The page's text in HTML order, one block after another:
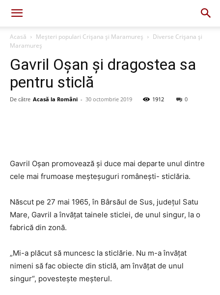
Acasă Meșteri populari Crișana și Maramureș
Diverse Crișana și
Maramureș
Gavril Oșan și dragostea sa
pentru sticlă
De către Acasă la Români - 30 octombrie 2019 1912 0
Gavril Oșan promovează și duce mai departe unul dintre
cele mai frumoase meșteșuguri românești- sticlăria.
Născut pe 27 mai 1965, în Bârsăul de Sus, judeţul Satu
Mare, Gavril a învățat tainele sticlei, de unul singur, la o
fabrică din zonă.
„Mi-a plăcut să muncesc la sticlărie. Nu m-a învăţat
nimeni să fac obiecte din sticlă, am învăţat de unul
singur“, povesteşte meşterul.